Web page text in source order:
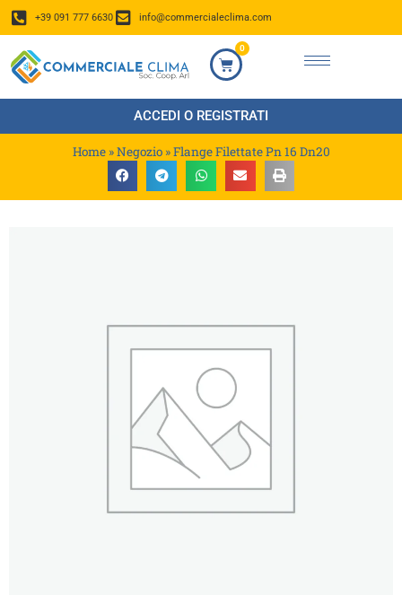
+39 091 777 6630 info@commercialeclima.com
0
ACCEDI O REGISTRATI
Home»Negozio»Flange Filettate Pn 16 Dn20